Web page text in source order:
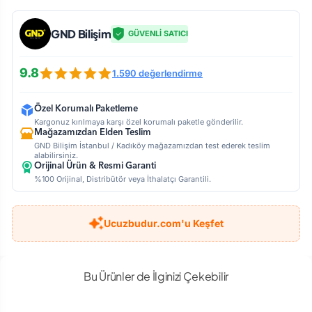
GND Bilişim GÜVENLİ SATICI
9.8 1.590 değerlendirme
Özel Korumalı Paketleme
Kargonuz kırılmaya karşı özel korumalı paketle gönderilir.
Mağazamızdan Elden Teslim
GND Bilişim İstanbul / Kadıköy mağazamızdan test ederek teslim
alabilirsiniz.
Orijinal Ürün & Resmi Garanti
%100 Orijinal, Distribütör veya İthalatçı Garantili.
Ucuzbudur.com'u Keşfet
Bu Ürünler de İlginizi Çekebilir